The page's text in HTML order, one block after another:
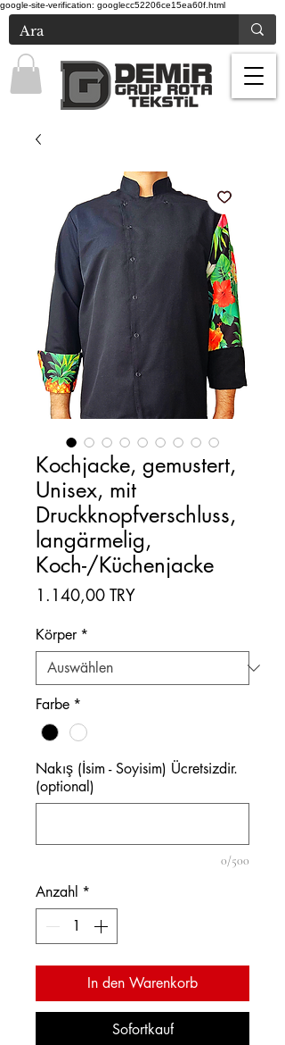
google-site-verification: googlecc52206ce15ea60f.html
Kochjacke, gemustert,
Unisex, mit
Druckknopfverschluss,
langärmelig,
Koch-/Küchenjacke
1.140,00 TRYPreis
Körper *
Farbe *
Nakış (İsim - Soyisim) Ücretsizdir.
(optional)
0/500
Anzahl *
In den Warenkorb
Sofortkauf